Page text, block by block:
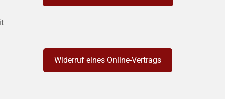
Widerruf eines Online-Vertrags